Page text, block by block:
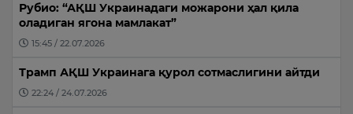
Рубио: “АҚШ Украинадаги можарони ҳал қила
оладиган ягона мамлакат”
15:45 / 22.07.2026
Трамп АҚШ Украинага қурол сотмаслигини айтди
22:24 / 24.07.2026